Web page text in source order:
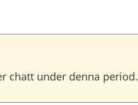
chatt under denna period.